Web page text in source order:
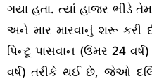
ગયા હતા. ત્યાં હાજર ભીડે
અને માર મારવાનું શરૂ
પિન્ટૂ પાસવાન (ઉંમર 24
વર્ષ) તરીકે થઈ છે, જેઓ